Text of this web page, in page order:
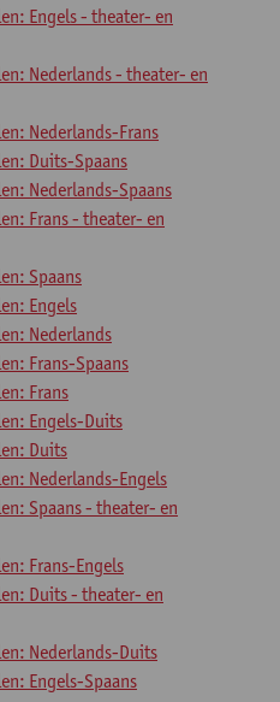
Engels - theater- en
Nederlands - theater- en
Nederlands-Frans
Duits-Spaans
Nederlands-Spaans
Frans - theater- en
Spaans
Engels
Nederlands
Frans-Spaans
Frans
Engels-Duits
Duits
Nederlands-Engels
Spaans - theater- en
Frans-Engels
Duits - theater- en
Nederlands-Duits
Engels-Spaans